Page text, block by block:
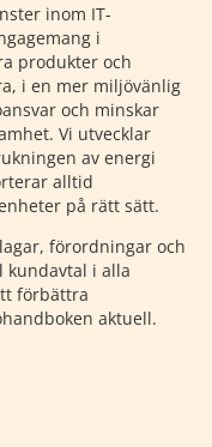
inom IT-
i
produkter och
i en mer miljövänlig
och minskar
Vi utvecklar
av energi
alltid
på rätt sätt.
förordningar och
i alla
förbättra
aktuell.